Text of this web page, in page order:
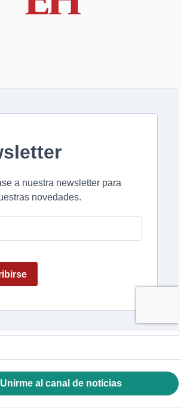
Unirme al canal de noticias